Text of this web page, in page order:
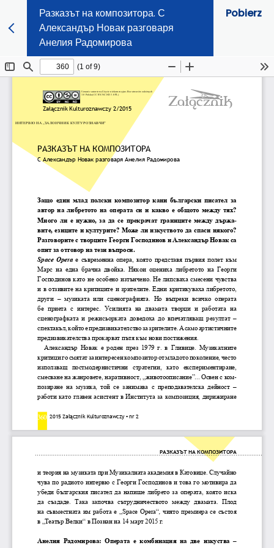
Разказът на композитора. С
Александър Новак разговаря
Анелия Радомирова
Pobierz